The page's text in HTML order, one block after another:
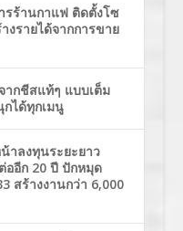
รร้านกาแฟ ติดตั้งโซ
งรายได้จากการขาย
ากชีสแท้ๆ แบบเต็ม
ได้ทุกเมนู
าลงทุนระยะยาว
อีก 20 ปี ปักหมุด
สร้างงานกว่า 6,000